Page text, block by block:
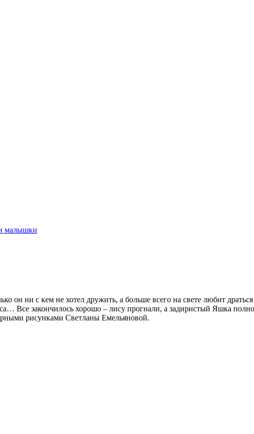
малышки
ни с кем не хотел дружить, а больше всего на свете любит драться
Все закончилось хорошо – лису прогнали, а задиристый Яшка
рисунками Светланы Емельяновой.